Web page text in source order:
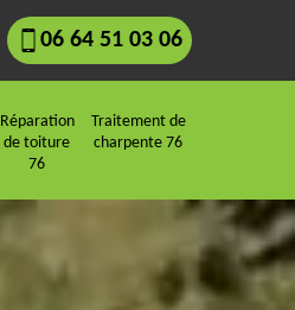
06 64 51 03 06
Réparation
de toiture
76
Traitement de
charpente 76